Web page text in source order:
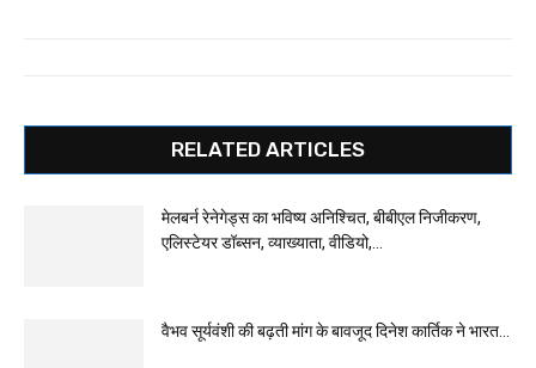
RELATED ARTICLES
मेलबर्न रेनेगेड्स का भविष्य अनिश्चित, बीबीएल निजीकरण,
एलिस्टेयर डॉब्सन, व्याख्याता, वीडियो,...
वैभव सूर्यवंशी की बढ़ती मांग के बावजूद दिनेश कार्तिक ने भारत...